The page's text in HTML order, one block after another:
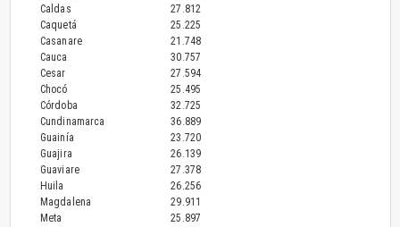
Caldas
27.812
Caquetá
25.225
Casanare
21.748
Cauca
30.757
Cesar
27.594
Chocó
25.495
Córdoba
32.725
Cundinamarca
36.889
Guainía
23.720
Guajira
26.139
Guaviare
27.378
Huila
26.256
Magdalena
29.911
Meta
25.897